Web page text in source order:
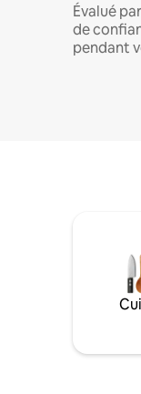
Évalué
de
pendant